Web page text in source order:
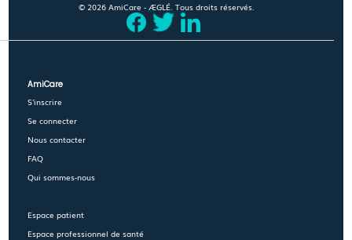
© 2026 AmiCare - ÆGLÉ. Tous droits réservés.
AmiCare
S'inscrire
Se connecter
Nous contacter
FAQ
Qui sommes-nous
Espace patient
Espace professionnel de santé